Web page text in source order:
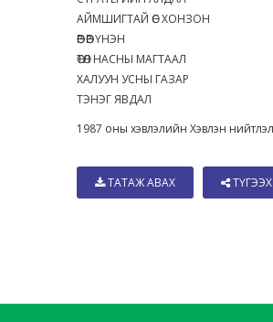
АЙМШИГТАЙ ӨС ХОНЗОН
ӨӨР ӨӨР ҮНЭН
ӨТӨЛ НАСНЫ МАГТААЛ
ХАЛУУН УСНЫ ГАЗАР
ТЭНЭГ ЯВДАЛ
1987 оны хэвлэлийн Хэвлэн
ТАТАЖ АВАХ ТҮГЭЭХ